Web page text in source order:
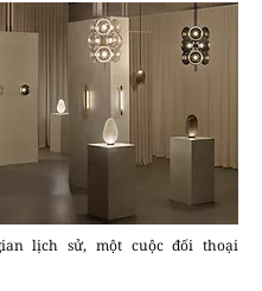
lịch sử, một cuộc đối thoại